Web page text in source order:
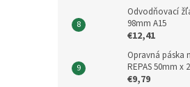
Odvodňovací
98mm A15
€12,41
Opravná páska
REPAS 50mm x
€9,79